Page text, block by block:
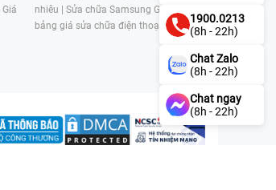
Giá
nhiêu | Sửa chữa Samsung Galaxy S |
bảng giá sửa chữa điện thoại samsung |
1900.0213
(8h - 22h)
Chat Zalo
(8h - 22h)
Chat ngay
(8h - 22h)